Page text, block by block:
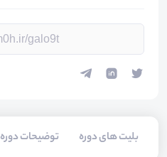
بلیت های دوره توضیحات دوره